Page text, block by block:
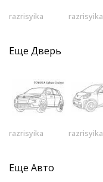
razrisyika razrisyika
Еще Дверь
razrisyika razrisyika
Еще Авто